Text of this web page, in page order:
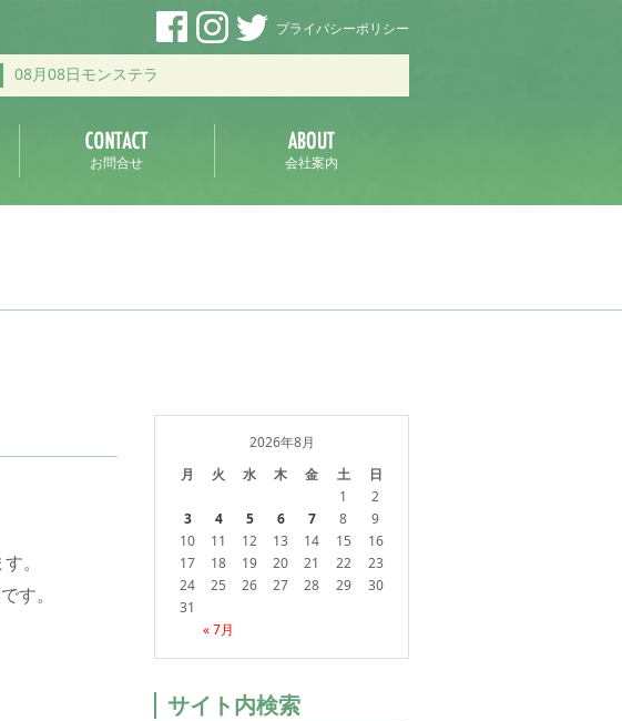
プライバシーポリシー
08月08日モンステラ
お問合せ 会社案内
。
す。
2026年8月
月
火 水 木 金 土 日
« 7月
1
2
3
4 5 6 7 8
9
10
11 12 13 14 15
16
17
18 19 20 21 22
23
24
25 26 27 28 29
30
31
サイト内検索